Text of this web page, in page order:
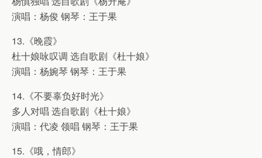
演唱：杨俊 钢琴：王于果
13.《晚霞》
杜十娘咏叹调 选自歌剧《杜十娘》
演唱：杨婉琴 钢琴：王于果
14.《不要辜负好时光》
多人对唱 选自歌剧《杜十娘》
演唱：代凌 领唱 钢琴：王于果
15.《哦，情郎》